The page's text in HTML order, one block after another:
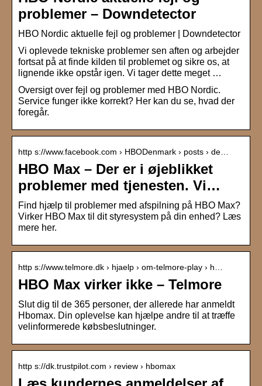
problemer – Downdetector
HBO Nordic aktuelle fejl og problemer | Downdetector
Vi oplevede tekniske problemer sen aften og arbejder
fortsat på at finde kilden til problemet og sikre os, at
lignende ikke opstår igen. Vi tager dette meget …
Oversigt over fejl og problemer med HBO Nordic.
Service funger ikke korrekt? Her kan du se, hvad der
foregår.
http s://www.facebook.com › HBODenmark › posts › de…
HBO Max – Der er i øjeblikket
problemer med tjenesten. Vi…
Find hjælp til problemer med afspilning på HBO Max?
Virker HBO Max til dit styresystem på din enhed? Læs
mere her.
http s://www.telmore.dk › hjaelp › om-telmore-play › h…
HBO Max virker ikke – Telmore
Slut dig til de 365 personer, der allerede har anmeldt
Hbomax. Din oplevelse kan hjælpe andre til at træffe
velinformerede købsbeslutninger.
http s://dk.trustpilot.com › review › hbomax